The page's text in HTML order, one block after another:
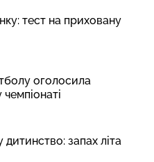
тест на приховану
оголосила
запах літа